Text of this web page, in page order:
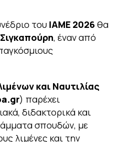
του IAME 2026 θα
Σιγκαπούρη, έναν από
και Ναυτιλίας
.gr) παρέχει
διδακτορικά και
σπουδών, με
λιμένες και την